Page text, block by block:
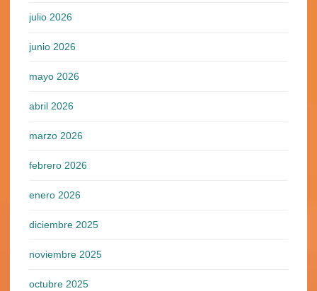
julio 2026
junio 2026
mayo 2026
abril 2026
marzo 2026
febrero 2026
enero 2026
diciembre 2025
noviembre 2025
octubre 2025